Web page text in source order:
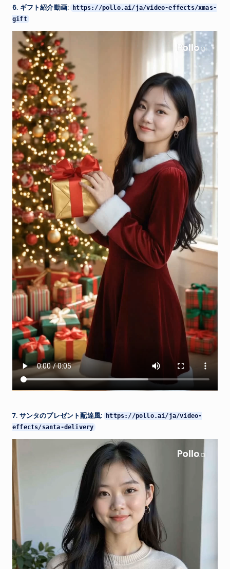
6. ギフト紹介動画:
https://pollo.ai/ja/video-effects/xmas-
gift
7. サンタのプレゼント配達風:
https://pollo.ai/ja/video-
effects/santa-delivery